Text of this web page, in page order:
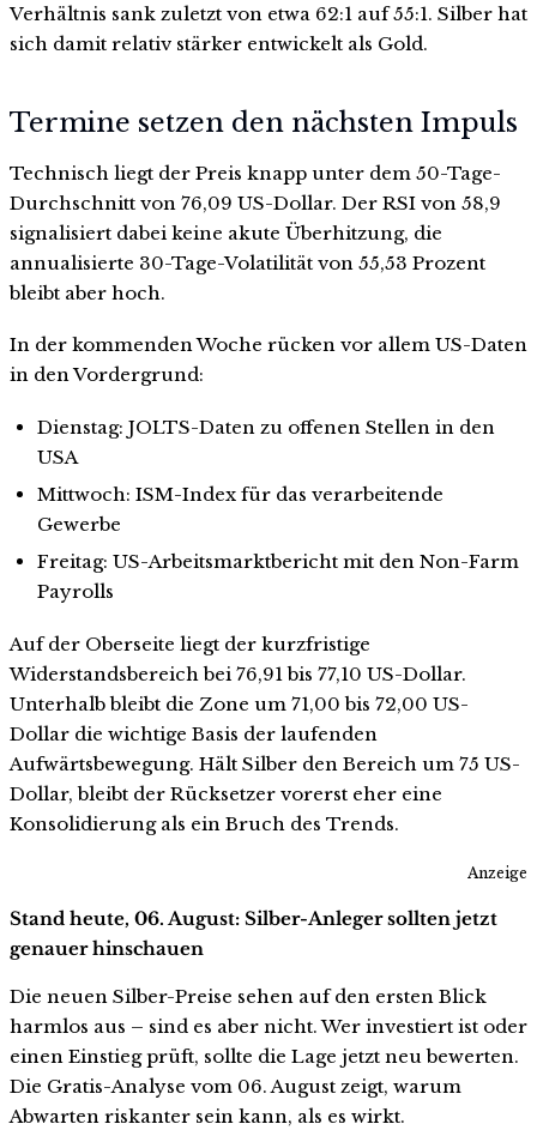
Verhältnis sank zuletzt von etwa 62:1 auf 55:1. Silber hat
sich damit relativ stärker entwickelt als Gold.
Termine setzen den nächsten Impuls
Technisch liegt der Preis knapp unter dem 50-Tage-
Durchschnitt von 76,09 US-Dollar. Der RSI von 58,9
signalisiert dabei keine akute Überhitzung, die
annualisierte 30-Tage-Volatilität von 55,53 Prozent
bleibt aber hoch.
In der kommenden Woche rücken vor allem US-Daten
in den Vordergrund:
Dienstag: JOLTS-Daten zu offenen Stellen in den
USA
Mittwoch: ISM-Index für das verarbeitende
Gewerbe
Freitag: US-Arbeitsmarktbericht mit den Non-Farm
Payrolls
Auf der Oberseite liegt der kurzfristige
Widerstandsbereich bei 76,91 bis 77,10 US-Dollar.
Unterhalb bleibt die Zone um 71,00 bis 72,00 US-
Dollar die wichtige Basis der laufenden
Aufwärtsbewegung. Hält Silber den Bereich um 75 US-
Dollar, bleibt der Rücksetzer vorerst eher eine
Konsolidierung als ein Bruch des Trends.
Anzeige
Stand heute, 06. August: Silber-Anleger sollten jetzt
genauer hinschauen
Die neuen Silber-Preise sehen auf den ersten Blick
harmlos aus – sind es aber nicht. Wer investiert ist oder
einen Einstieg prüft, sollte die Lage jetzt neu bewerten.
Die Gratis-Analyse vom 06. August zeigt, warum
Abwarten riskanter sein kann, als es wirkt.